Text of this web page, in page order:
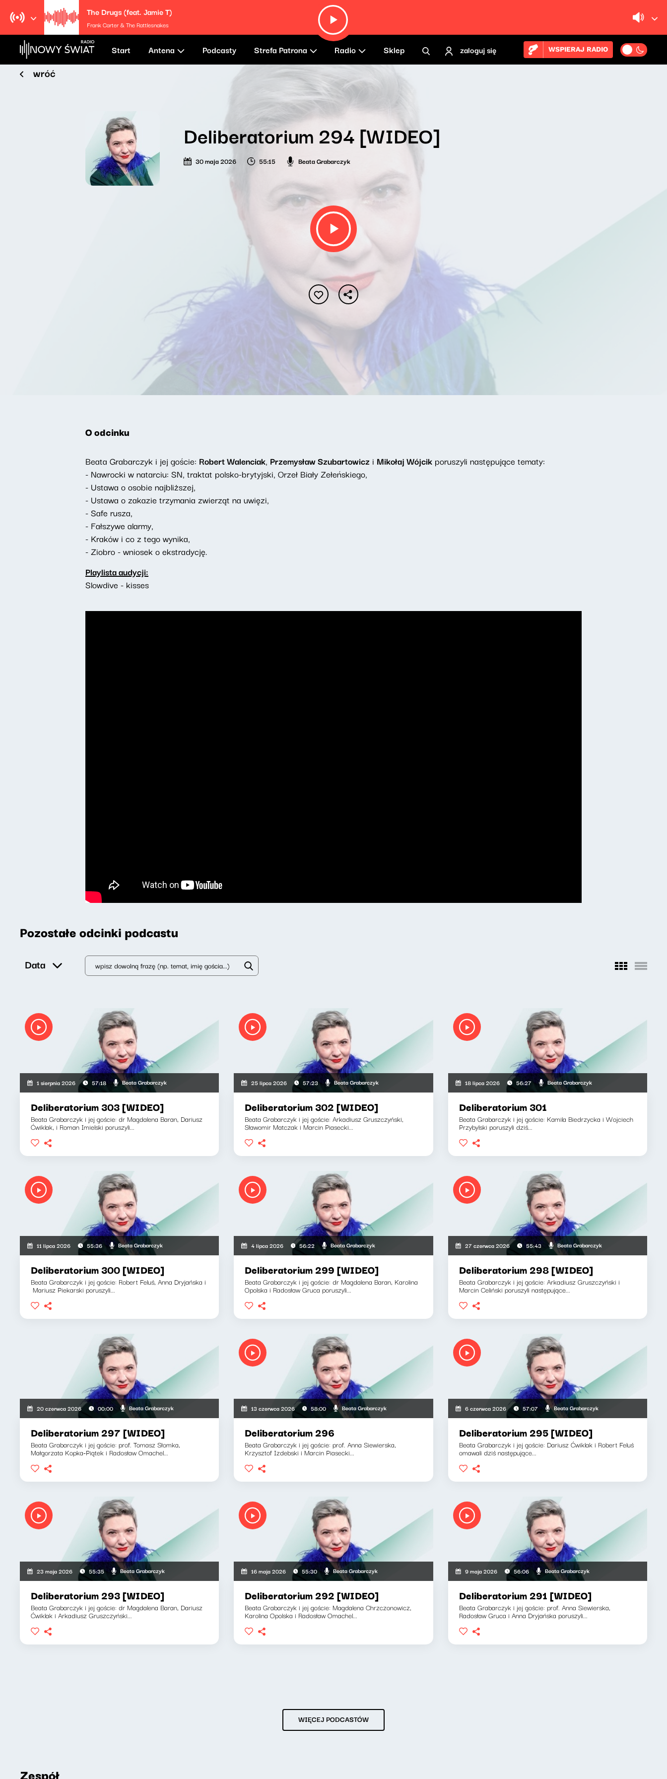
The Drugs (feat. Jamie T)
Frank Carter & The Rattlesnakes
Start Antena Podcasty Strefa Patrona Radio Sklep zaloguj się WSPIERAJ RADIO
wróć
Deliberatorium 294 [WIDEO]
30 maja 2026 55:15 Beata Grabarczyk
O odcinku
Beata Grabarczyk i jej goście: Robert Walenciak, Przemysław Szubartowicz i Mikołaj Wójcik poruszyli następujące tematy:
- Nawrocki w natarciu: SN, traktat polsko-brytyjski, Orzeł Biały Zełeńskiego,
- Ustawa o osobie najbliższej,
- Ustawa o zakazie trzymania zwierząt na uwięzi,
- Safe rusza,
- Fałszywe alarmy,
- Kraków i co z tego wynika,
- Ziobro - wniosek o ekstradycję.
Playlista audycji:
Slowdive - kisses
Pozostałe odcinki podcastu
Data
1 sierpnia 2026 57:18 Beata Grabarczyk
Deliberatorium 303 [WIDEO]
Beata Grabarczyk i jej goście: dr Magdalena Baran, Dariusz
Ćwiklak, i Roman Imielski poruszyli...
25 lipca 2026 57:23 Beata Grabarczyk
Deliberatorium 302 [WIDEO]
Beata Grabarczyk i jej goście: Arkadiusz Gruszczyński,
Sławomir Matczak i Marcin Piasecki...
18 lipca 2026 56:27 Beata Grabarczyk
Deliberatorium 301
Beata Grabarczyk i jej goście: Kamila Biedrzycka i Wojciech
Przybylski poruszyli dziś...
11 lipca 2026 55:36 Beata Grabarczyk
Deliberatorium 300 [WIDEO]
Beata Grabarczyk i jej goście: Robert Feluś, Anna Dryjańska i
Mariusz Piekarski poruszyli...
4 lipca 2026 56:22 Beata Grabarczyk
Deliberatorium 299 [WIDEO]
Beata Grabarczyk i jej goście: dr Magdalena Baran, Karolina
Opolska i Radosław Gruca poruszyli...
27 czerwca 2026 55:43 Beata Grabarczyk
Deliberatorium 298 [WIDEO]
Beata Grabarczyk i jej goście: Arkadiusz Gruszczyński i
Marcin Celiński poruszyli następujące...
20 czerwca 2026 00:00 Beata Grabarczyk
Deliberatorium 297 [WIDEO]
Beata Grabarczyk i jej goście: prof. Tomasz Słomka,
Małgorzata Kopka-Piątek i Radosław Omachel...
13 czerwca 2026 58:00 Beata Grabarczyk
Deliberatorium 296
Beata Grabarczyk i jej goście: prof. Anna Siewierska,
Krzysztof Izdebski i Marcin Piasecki...
6 czerwca 2026 57:07 Beata Grabarczyk
Deliberatorium 295 [WIDEO]
Beata Grabarczyk i jej goście: Dariusz Ćwiklak i Robert Feluś
omawali dziś następujące...
23 maja 2026 55:35 Beata Grabarczyk
Deliberatorium 293 [WIDEO]
Beata Grabarczyk i jej goście: dr Magdalena Baran, Dariusz
Ćwiklak i Arkadiusz Gruszczyński...
16 maja 2026 55:30 Beata Grabarczyk
Deliberatorium 292 [WIDEO]
Beata Grabarczyk i jej goście: Magdalena Chrzczonowicz,
Karolina Opolska i Radosław Omachel...
9 maja 2026 56:06 Beata Grabarczyk
Deliberatorium 291 [WIDEO]
Beata Grabarczyk i jej goście: prof. Anna Siewierska,
Radosław Gruca i Anna Dryjańska poruszyli...
WIĘCEJ PODCASTÓW
Zespół